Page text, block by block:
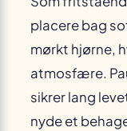
placere bag
mørkt hjørne,
atmosfære.
sikrer lang
nyde et